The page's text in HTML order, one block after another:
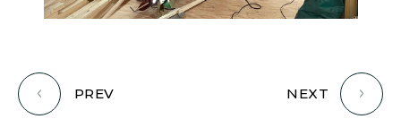
PREV NEXT